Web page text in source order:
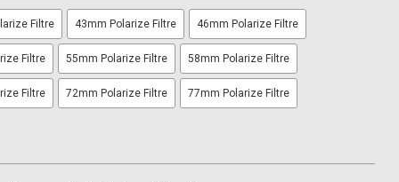
Filtre 43mm Polarize Filtre 46mm Polarize Filtre
Filtre 55mm Polarize Filtre 58mm Polarize Filtre
Filtre 72mm Polarize Filtre 77mm Polarize Filtre